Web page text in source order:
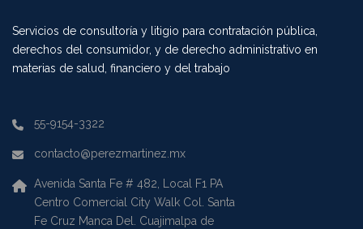
Servicios de consultoría y litigio para contratación pública,
derechos del consumidor, y de derecho administrativo en
materias de salud, financiero y del trabajo
55-9154-3322
contacto@perezmartinez.mx
Avenida Santa Fe # 482, Local F1 PA
Centro Comercial City Walk Col. Santa
Fe Cruz Manca Del. Cuajimalpa de